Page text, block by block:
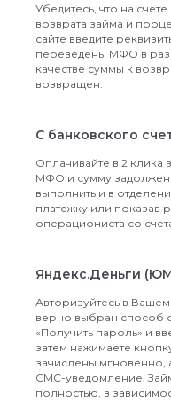
Убедитесь, что на
возврата займа и
сайте введите
переведены МФО в
качестве суммы к
возвращен.
С банковского
Оплачивайте в 2 клика
МФО и сумму
выполнить и в
платежку или показав
операциониста со
Яндекс.Деньги
Авторизуйтесь в Вашем
верно выбран способ
«Получить пароль» и
затем нажимаете
зачислены мгновенно,
СМС-уведомление.
полностью, в